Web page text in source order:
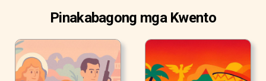
Pinakabagong mga Kwento